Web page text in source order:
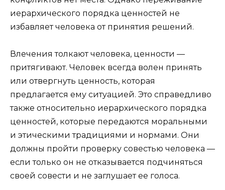
иерархического порядка ценностей не
избавляет человека от принятия решений.
Влечения толкают человека, ценности —
притягивают. Человек всегда волен принять
или отвергнуть ценность, которая
предлагается ему ситуацией. Это справедливо
также относительно иерархического порядка
ценностей, которые передаются моральными
и этическими традициями и нормами. Они
должны пройти проверку совестью человека —
если только он не отказывается подчиняться
своей совести и не заглушает ее голоса.